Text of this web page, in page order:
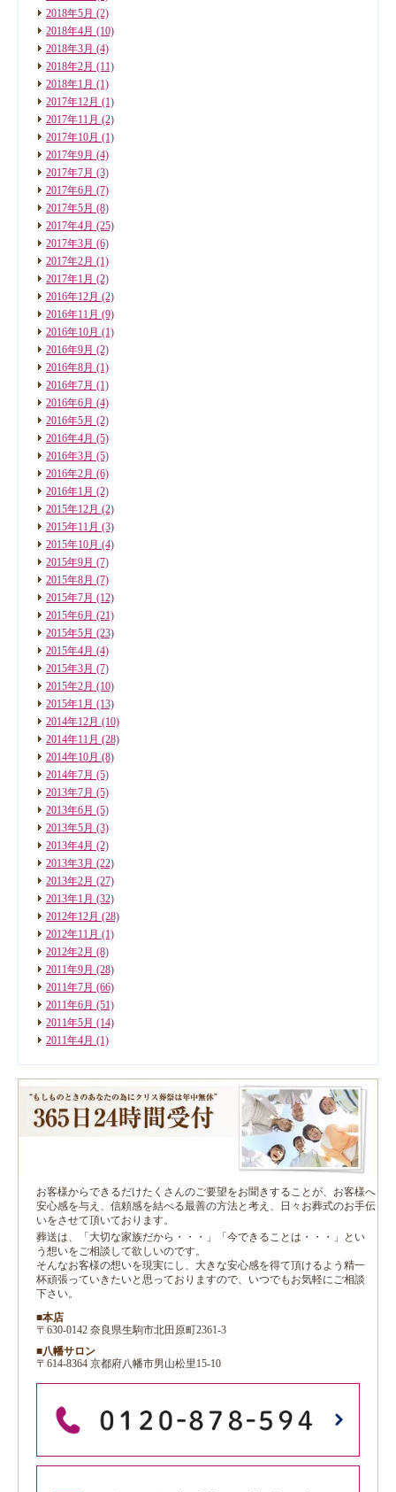
2018年5月 (2)
2018年4月 (10)
2018年3月 (4)
2018年2月 (11)
2018年1月 (1)
2017年12月 (1)
2017年11月 (2)
2017年10月 (1)
2017年9月 (4)
2017年7月 (3)
2017年6月 (7)
2017年5月 (8)
2017年4月 (25)
2017年3月 (6)
2017年2月 (1)
2017年1月 (2)
2016年12月 (2)
2016年11月 (9)
2016年10月 (1)
2016年9月 (2)
2016年8月 (1)
2016年7月 (1)
2016年6月 (4)
2016年5月 (2)
2016年4月 (5)
2016年3月 (5)
2016年2月 (6)
2016年1月 (2)
2015年12月 (2)
2015年11月 (3)
2015年10月 (4)
2015年9月 (7)
2015年8月 (7)
2015年7月 (12)
2015年6月 (21)
2015年5月 (23)
2015年4月 (4)
2015年3月 (7)
2015年2月 (10)
2015年1月 (13)
2014年12月 (10)
2014年11月 (28)
2014年10月 (8)
2014年7月 (5)
2013年7月 (5)
2013年6月 (5)
2013年5月 (3)
2013年4月 (2)
2013年3月 (22)
2013年2月 (27)
2013年1月 (32)
2012年12月 (28)
2012年11月 (1)
2012年2月 (8)
2011年9月 (28)
2011年7月 (66)
2011年6月 (51)
2011年5月 (14)
2011年4月 (1)
お客様からできるだけたくさんのご要望をお聞きすることが、お客様へ
安心感を与え、信頼感を結べる最善の方法と考え、日々お葬式のお手伝
いをさせて頂いております。
葬送は、「大切な家族だから・・・」「今できることは・・・」とい
う想いをご相談して欲しいのです。
そんなお客様の想いを現実にし、大きな安心感を得て頂けるよう精一
杯頑張っていきたいと思っておりますので、いつでもお気軽にご相談
下さい。
■本店
〒630-0142 奈良県生駒市北田原町2361-3
■八幡サロン
〒614-8364 京都府八幡市男山松里15-10